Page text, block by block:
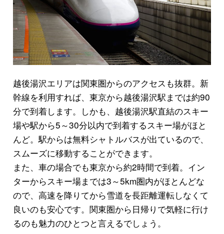
越後湯沢エリアは関東圏からのアクセスも抜群。新
幹線を利用すれば、東京から越後湯沢駅までは約90
分で到着します。しかも、越後湯沢駅直結のスキー
場や駅から5～30分以内で到着するスキー場がほと
んど。駅からは無料シャトルバスが出ているので、
スムーズに移動することができます。
また、車の場合でも東京から約2時間で到着。イン
ターからスキー場までは3～5km圏内がほとんどな
ので、高速を降りてから雪道を長距離運転しなくて
良いのも安心です。関東圏から日帰りで気軽に行け
るのも魅力のひとつと言えるでしょう。